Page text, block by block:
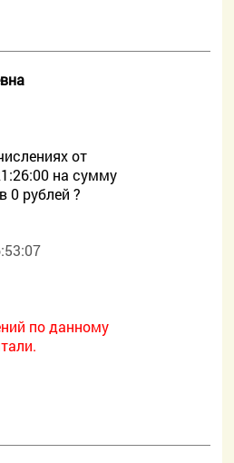
от
на сумму
0 рублей ?
по данному